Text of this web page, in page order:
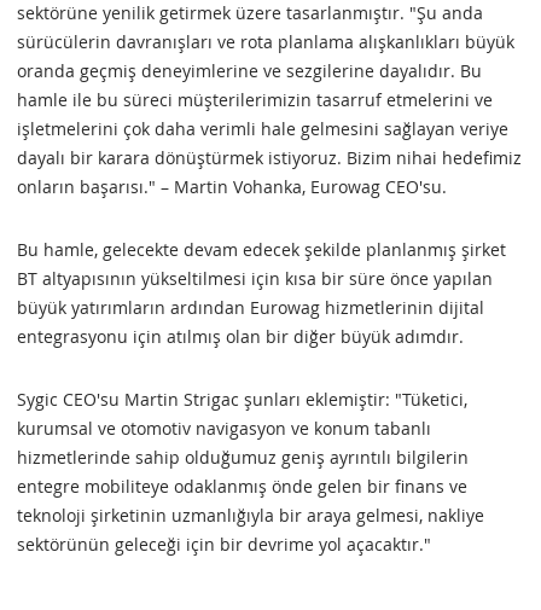
sektörüne yenilik getirmek üzere tasarlanmıştır. "Şu anda
sürücülerin davranışları ve rota planlama alışkanlıkları büyük
oranda geçmiş deneyimlerine ve sezgilerine dayalıdır. Bu
hamle ile bu süreci müşterilerimizin tasarruf etmelerini ve
işletmelerini çok daha verimli hale gelmesini sağlayan veriye
dayalı bir karara dönüştürmek istiyoruz. Bizim nihai hedefimiz
onların başarısı." – Martin Vohanka, Eurowag CEO'su.
Bu hamle, gelecekte devam edecek şekilde planlanmış şirket
BT altyapısının yükseltilmesi için kısa bir süre önce yapılan
büyük yatırımların ardından Eurowag hizmetlerinin dijital
entegrasyonu için atılmış olan bir diğer büyük adımdır.
Sygic CEO'su Martin Strigac şunları eklemiştir: "Tüketici,
kurumsal ve otomotiv navigasyon ve konum tabanlı
hizmetlerinde sahip olduğumuz geniş ayrıntılı bilgilerin
entegre mobiliteye odaklanmış önde gelen bir finans ve
teknoloji şirketinin uzmanlığıyla bir araya gelmesi, nakliye
sektörünün geleceği için bir devrime yol açacaktır."